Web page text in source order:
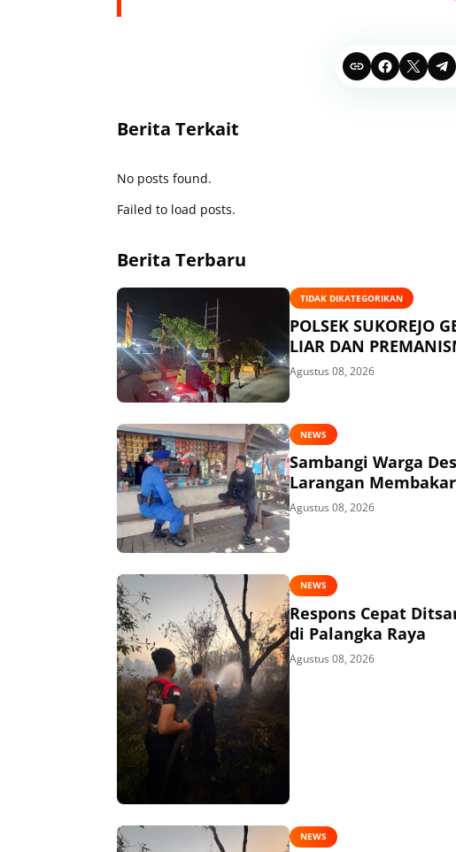
Berita Terkait
No posts found.
Failed to load posts.
Berita Terbaru
TIDAK DIKATEGORIKAN
POLSEK SUKOREJO
LIAR DAN
Agustus 08, 2026
NEWS
Sambangi Warga
Larangan
Agustus 08, 2026
NEWS
Respons Cepat
di Palangka Raya
Agustus 08, 2026
NEWS